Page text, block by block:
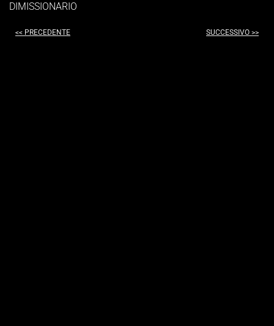
DIMISSIONARIO
<< PRECEDENTE SUCCESSIVO >>